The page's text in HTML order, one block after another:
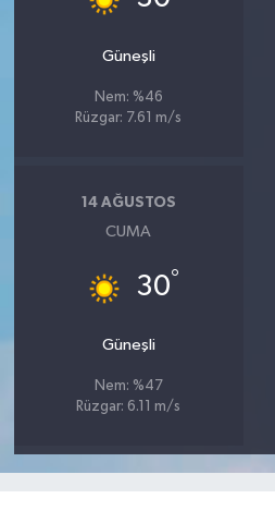
Güneşli
Nem: %46
Rüzgar: 7.61 m/s
14 AĞUSTOS
CUMA
30°
Güneşli
Nem: %47
Rüzgar: 6.11 m/s